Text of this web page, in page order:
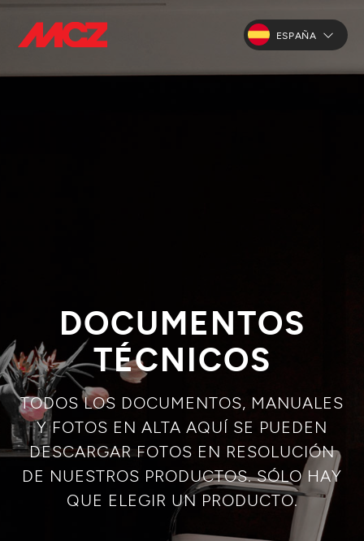
ESPAÑA
DOCUMENTOS
TÉCNICOS
TODOS LOS DOCUMENTOS, MANUALES
Y FOTOS EN ALTA AQUÍ SE PUEDEN
DESCARGAR FOTOS EN RESOLUCIÓN
DE NUESTROS PRODUCTOS. SÓLO HAY
QUE ELEGIR UN PRODUCTO.